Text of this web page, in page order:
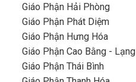
Giáo Phận Hải Phòng
Giáo Phận Phát Diệm
Giáo Phận Hưng Hóa
Giáo Phận Cao Bằng -
Giáo Phận Thái Bình